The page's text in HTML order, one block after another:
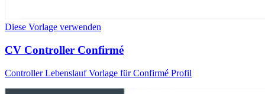
Diese Vorlage verwenden
CV Controller Confirmé
Controller Lebenslauf Vorlage für Confirmé Profil